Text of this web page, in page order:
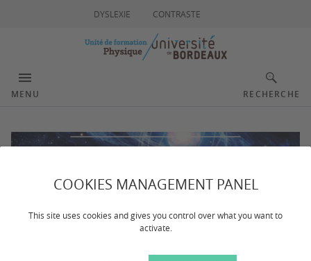
COOKIES MANAGEMENT PANEL
This site uses cookies and gives you control over what you want to
activate.
DYSLEXIE CONTRASTE
MENU RECHERCHE